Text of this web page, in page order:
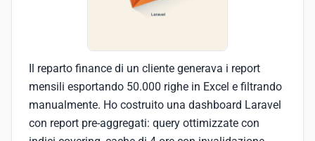
Il reparto finance di un cliente generava i report
mensili esportando 50.000 righe in Excel e filtrando
manualmente. Ho costruito una dashboard Laravel
con report pre-aggregati: query ottimizzate con